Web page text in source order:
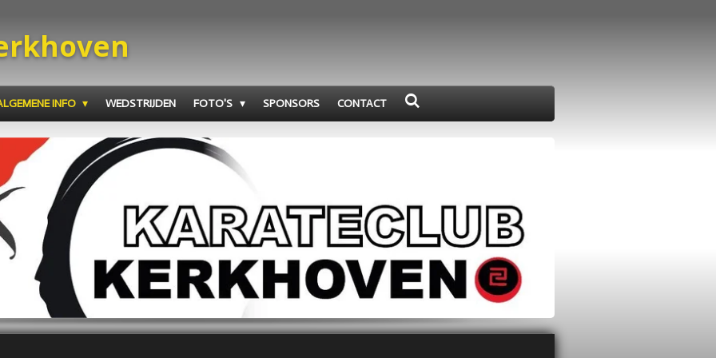
INFO WEDSTRIJDEN FOTO'S SPONSORS CONTACT